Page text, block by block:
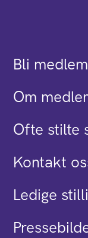
Bli
Om
Ofte stilte
Kontakt
Ledige